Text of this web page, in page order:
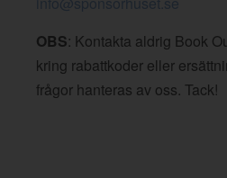
OBS: Kontakta aldrig Book
kring rabattkoder eller
frågor hanteras av oss. Tack!